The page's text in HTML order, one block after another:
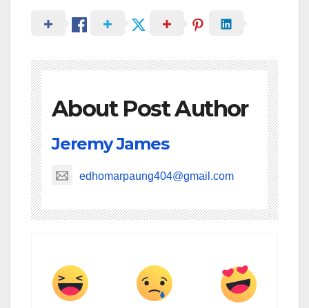
About Post Author
Jeremy James
edhomarpaung404@gmail.com